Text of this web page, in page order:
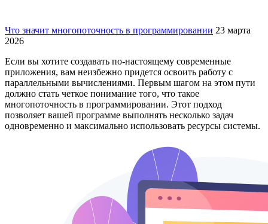
Что значит многопоточность в программировании 23 марта
2026
Если вы хотите создавать по-настоящему современные
приложения, вам неизбежно придется освоить работу с
параллельными вычислениями. Первым шагом на этом пути
должно стать четкое понимание того, что такое
многопоточность в программировании. Этот подход
позволяет вашей программе выполнять несколько задач
одновременно и максимально использовать ресурсы системы.